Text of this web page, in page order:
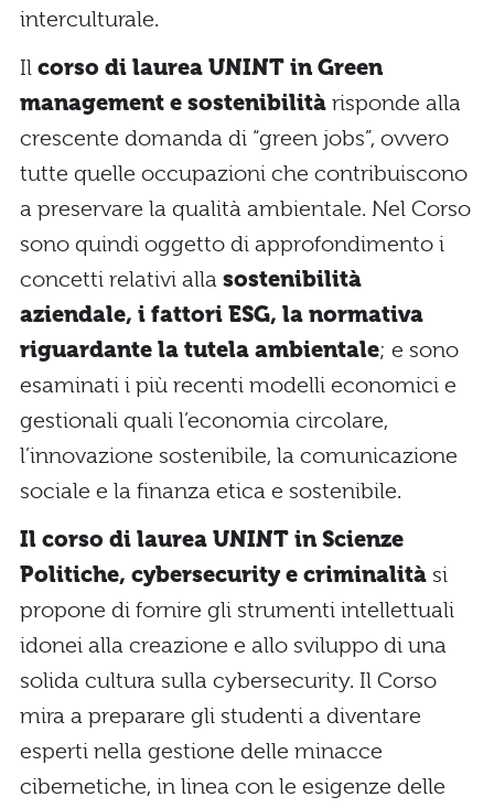
interculturale.
Il corso di laurea UNINT in Green
management e sostenibilità risponde alla
crescente domanda di “green jobs”, ovvero
tutte quelle occupazioni che contribuiscono
a preservare la qualità ambientale. Nel Corso
sono quindi oggetto di approfondimento i
concetti relativi alla sostenibilità
aziendale, i fattori ESG, la normativa
riguardante la tutela ambientale; e sono
esaminati i più recenti modelli economici e
gestionali quali l’economia circolare,
l’innovazione sostenibile, la comunicazione
sociale e la finanza etica e sostenibile.
Il corso di laurea UNINT in Scienze
Politiche, cybersecurity e criminalità si
propone di fornire gli strumenti intellettuali
idonei alla creazione e allo sviluppo di una
solida cultura sulla cybersecurity. Il Corso
mira a preparare gli studenti a diventare
esperti nella gestione delle minacce
cibernetiche, in linea con le esigenze delle